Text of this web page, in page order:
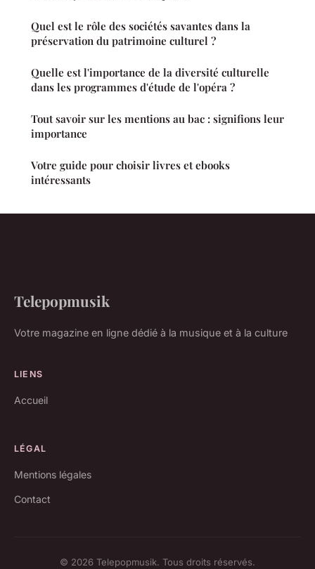
Quel est le rôle des sociétés savantes dans la
préservation du patrimoine culturel ?
Quelle est l'importance de la diversité culturelle
dans les programmes d'étude de l'opéra ?
Tout savoir sur les mentions au bac : signifions leur
importance
Votre guide pour choisir livres et ebooks
intéressants
Telepopmusik
Votre magazine en ligne dédié à la musique et à la culture
LIENS
Accueil
LÉGAL
Mentions légales
Contact
© 2026 Telepopmusik. Tous droits réservés.